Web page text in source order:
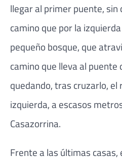
llegar al primer puente, sin
camino que por la
pequeño bosque, que
camino que lleva al puente
quedando, tras cruzarlo, el
izquierda, a escasos
Casazorrina.
Frente a las últimas casas,